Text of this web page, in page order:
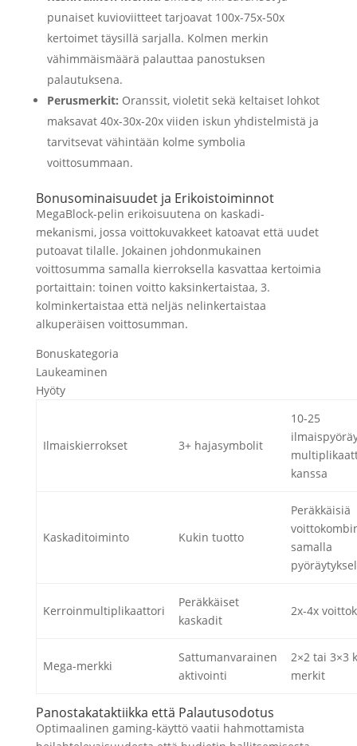
punaiset kuvioviitteet tarjoavat 100x-75x-50x
kertoimet täysillä sarjalla. Kolmen merkin
vähimmäismäärä palauttaa panostuksen
palautuksena.
Perusmerkit: Oranssit, violetit sekä keltaiset lohkot
maksavat 40x-30x-20x viiden iskun yhdistelmistä ja
tarvitsevat vähintään kolme symbolia
voittosummaan.
Bonusominaisuudet ja Erikoistoiminnot
MegaBlock-pelin erikoisuutena on kaskadi-
mekanismi, jossa voittokuvakkeet katoavat että uudet
putoavat tilalle. Jokainen johdonmukainen
voittosumma samalla kierroksella kasvattaa kertoimia
portaittain: toinen voitto kaksinkertaistaa, 3.
kolminkertaistaa että neljäs nelinkertaistaa
alkuperäisen voittosumman.
Bonuskategoria
Laukeaminen
Hyöty
Ilmaiskierrokset 3+ hajasymbolit
10-25
kanssa
Kaskaditoiminto Kukin tuotto
Peräkkäisiä
samalla
Kerroinmultiplikaattori
Peräkkäiset
kaskadit
2x-4x
Mega-merkki
Sattumanvarainen
aktivointi
2×2 tai 3×3
merkit
Panostakataktiikka että Palautusodotus
Optimaalinen gaming-käyttö vaatii hahmottamista